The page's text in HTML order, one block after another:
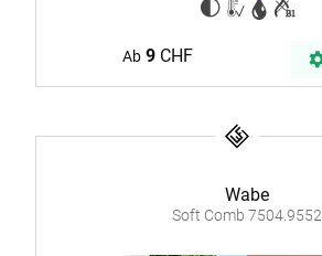
Ab 9CHF
Wabe
Soft Comb 7504.9552